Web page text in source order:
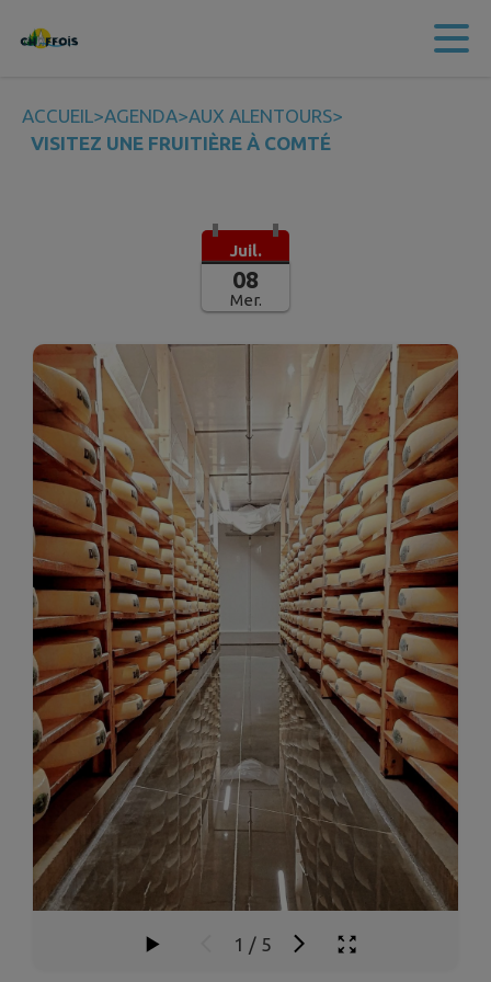
Contenu
ACCUEIL>AGENDA>AUX ALENTOURS>
VISITEZ UNE FRUITIÈRE À COMTÉ
Juil.
08
Mer.
1 / 5